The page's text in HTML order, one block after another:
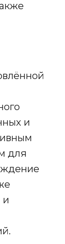
и
для
и